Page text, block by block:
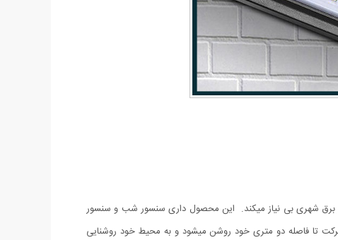
از برق شهری بی نیاز میکند. این محصول داری سنسور شب و سنسور
تا فاصله دو متری خود روشن میشود و به محیط خود روشنایی